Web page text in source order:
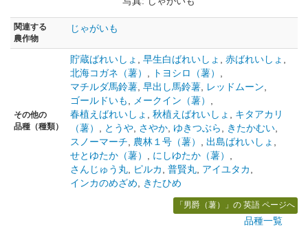
関連する
農作物
じゃがいも
その他の
品種（種類）
貯蔵ばれいしょ 早生白ばれいしょ 赤ばれいしょ
北海コガネ（薯）
トヨシロ（薯）
マチルダ馬鈴薯 早出し馬鈴薯 レッドムーン
ゴールドいも
メークイン（薯）
春植えばれいしょ
秋植えばれいしょ
キタアカリ
（薯）
とうや さやか ゆきつぶら きたかむい
スノーマーチ
農林１号（薯） 出島ばれいしょ
せとゆたか（薯）
にしゆたか（薯）
さんじゅう丸
ピルカ 普賢丸 アイユタカ
インカのめざめ
きたひめ
「男爵（薯）」の 英語 ページへ
品種一覧